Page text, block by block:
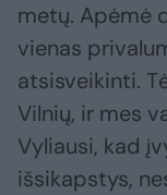
metų. Apėmė
vienas
atsisveikinti.
Vilnių, ir mes
Vyliausi, kad
išsikapstys,